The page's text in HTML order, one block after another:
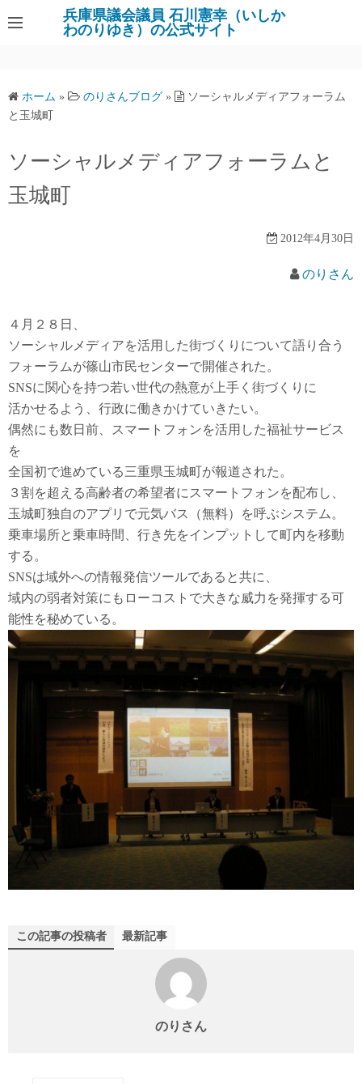
ン
ツ
へ
キ
プ
兵庫県議会議員 石川憲幸（いしか
わのりゆき）の公式サイト
ホーム » のりさんブログ »
ソーシャルメディアフォーラム
と玉城町
ソーシャルメディアフォーラムと
玉城町
2012年4月30日
のりさん
４月２８日、
ソーシャルメディアを活用した街づくりについて語り合う
フォーラムが篠山市民センターで開催された。
SNSに関心を持つ若い世代の熱意が上手く街づくりに
活かせるよう、行政に働きかけていきたい。
偶然にも数日前、スマートフォンを活用した福祉サービス
を
全国初で進めている三重県玉城町が報道された。
３割を超える高齢者の希望者にスマートフォンを配布し、
玉城町独自のアプリで元気バス（無料）を呼ぶシステム。
乗車場所と乗車時間、行き先をインプットして町内を移動
する。
SNSは域外への情報発信ツールであると共に、
域内の弱者対策にもローコストで大きな威力を発揮する可
能性を秘めている。
この記事の投稿者 最新記事
のりさん